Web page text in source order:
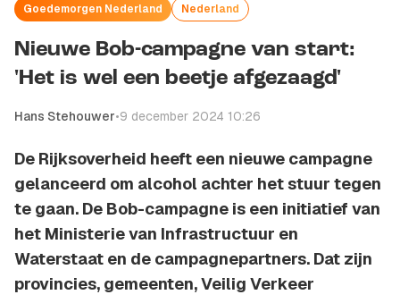
Goedemorgen Nederland Nederland
Nieuwe Bob-campagne van start:
'Het is wel een beetje afgezaagd'
Hans Stehouwer•9 december 2024 10:26
De Rijksoverheid heeft een nieuwe campagne
gelanceerd om alcohol achter het stuur tegen
te gaan. De Bob-campagne is een initiatief van
het Ministerie van Infrastructuur en
Waterstaat en de campagnepartners. Dat zijn
provincies, gemeenten, Veilig Verkeer